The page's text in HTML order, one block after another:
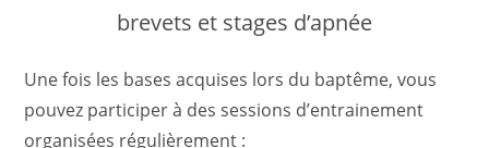
brevets et stages d’apnée
Une fois les bases acquises lors du baptême, vous
pouvez participer à des sessions d’entrainement
organisées régulièrement :